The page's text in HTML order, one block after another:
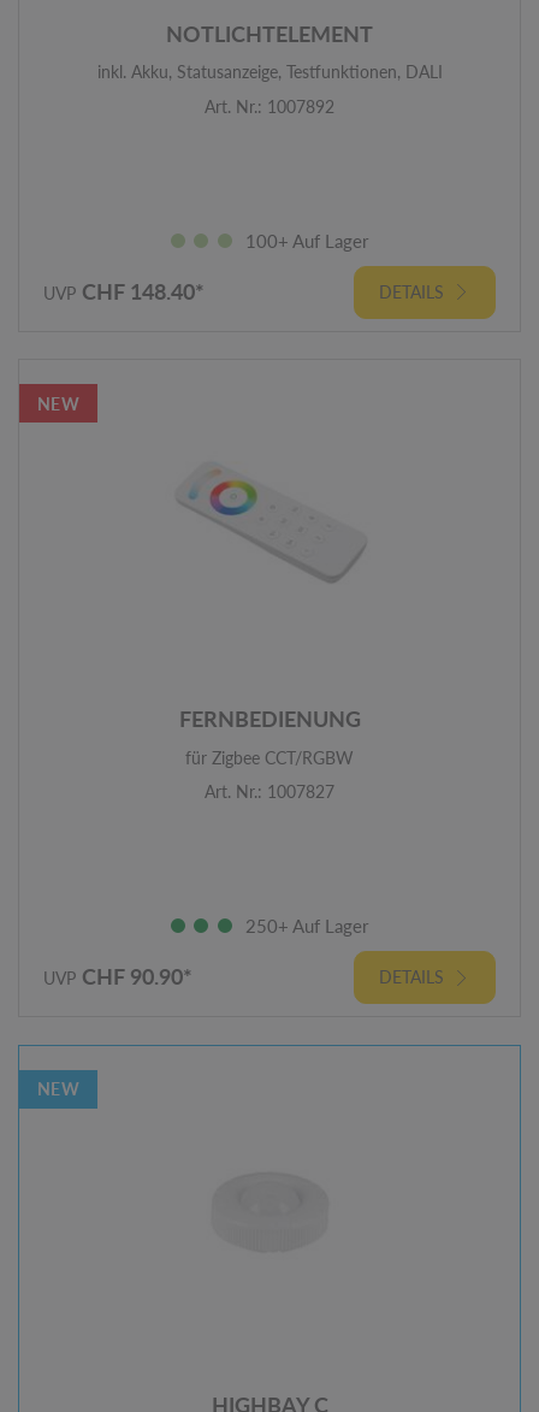
NOTLICHTELEMENT
inkl. Akku, Statusanzeige, Testfunktionen, DALI
Art. Nr.: 1007892
100+ Auf Lager
UVP CHF 148.40* DETAILS
NEW
FERNBEDIENUNG
für Zigbee CCT/RGBW
Art. Nr.: 1007827
250+ Auf Lager
UVP CHF 90.90* DETAILS
NEW
HIGHBAY C